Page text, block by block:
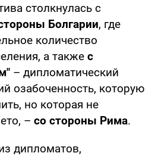
столкнулась с
Болгарии, где
количество
а также с
– дипломатический
озабоченность, которую
но которая не
– со стороны Рима.
дипломатов,